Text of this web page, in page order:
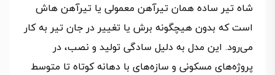
شاه تیر ساده همان تیرآهن معمولی یا تیرآهن هاش
است که بدون هیچگونه برش یا تغییر در جان تیر به‌ کار
می‌رود. این مدل به‌ دلیل سادگی تولید و نصب، در
پروژه‌های مسکونی و سازه‌های با دهانه کوتاه تا متوسط